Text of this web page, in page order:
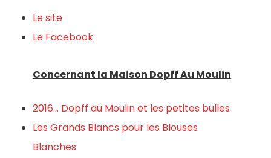
Le site
Le Facebook
Concernant la Maison Dopff Au Moulin
2016… Dopff au Moulin et les petites bulles
Les Grands Blancs pour les Blouses
Blanches